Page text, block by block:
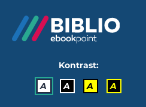
Kontrast:
A
A A A